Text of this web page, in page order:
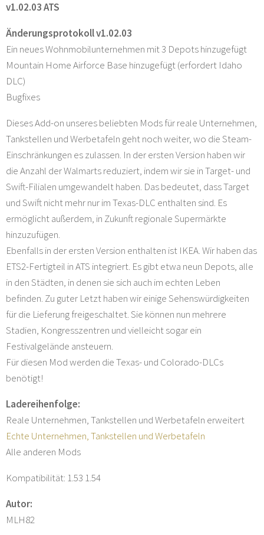
v1.02.03 ATS
Änderungsprotokoll v1.02.03
Ein neues Wohnmobilunternehmen mit 3 Depots hinzugefügt
Mountain Home Airforce Base hinzugefügt (erfordert Idaho
DLC)
Bugfixes
Dieses Add-on unseres beliebten Mods für reale Unternehmen,
Tankstellen und Werbetafeln geht noch weiter, wo die Steam-
Einschränkungen es zulassen. In der ersten Version haben wir
die Anzahl der Walmarts reduziert, indem wir sie in Target- und
Swift-Filialen umgewandelt haben. Das bedeutet, dass Target
und Swift nicht mehr nur im Texas-DLC enthalten sind. Es
ermöglicht außerdem, in Zukunft regionale Supermärkte
hinzuzufügen.
Ebenfalls in der ersten Version enthalten ist IKEA. Wir haben das
ETS2-Fertigteil in ATS integriert. Es gibt etwa neun Depots, alle
in den Städten, in denen sie sich auch im echten Leben
befinden. Zu guter Letzt haben wir einige Sehenswürdigkeiten
für die Lieferung freigeschaltet. Sie können nun mehrere
Stadien, Kongresszentren und vielleicht sogar ein
Festivalgelände ansteuern.
Für diesen Mod werden die Texas- und Colorado-DLCs
benötigt!
Ladereihenfolge:
Reale Unternehmen, Tankstellen und Werbetafeln erweitert
Echte Unternehmen, Tankstellen und Werbetafeln
Alle anderen Mods
Kompatibilität: 1.53 1.54
Autor:
MLH82